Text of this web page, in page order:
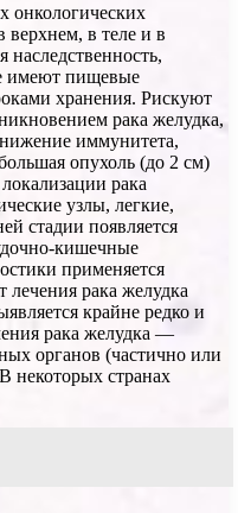
онкологических
верхнем, в теле и в
имеют пищевые
хранения. Рискуют
рака желудка,
иммунитета,
опухоль (до 2 см)
рака
узлы, легкие,
стадии появляется
кишечные
применяется
рака желудка
крайне редко и
рака желудка —
органов (частично или
некоторых странах